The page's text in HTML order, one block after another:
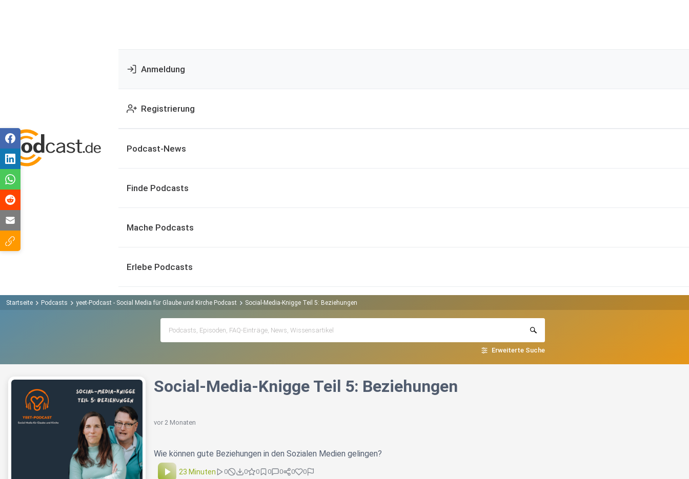
Anmeldung
Registrierung
Podcast-News
Finde Podcasts
Mache Podcasts
Erlebe Podcasts
Startseite Podcasts yeet-Podcast - Social Media für Glaube und Kirche Podcast Social-Media-Knigge Teil 5: Beziehungen
Erweiterte Suche
Social-Media-Knigge Teil 5: Beziehungen
vor 2 Monaten
Wie können gute Beziehungen in den Sozialen Medien gelingen?
23 Minuten 0 0 0 0 0 0 0